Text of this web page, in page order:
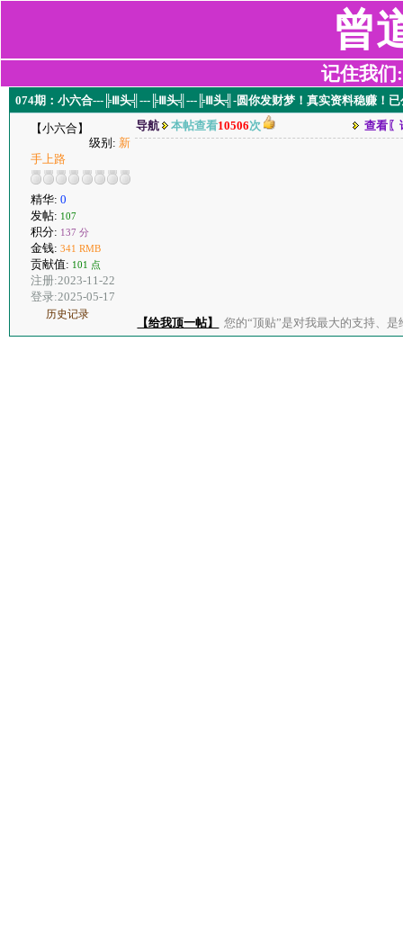
曾
记住我们
074期：小六合---╠Ⅲ头╣---╠Ⅲ头╣---╠Ⅲ头╣-圆你发财梦！真实资料稳赚！已
【小六合】
级别: 新
手上路
精华: 0
发帖: 107
积分: 137 分
金钱: 341 RMB
贡献值: 101 点
注册:2023-11-22
登录:2025-05-17
历史记录
导航 本帖查看10506次 查看〖
【给我顶一帖】 您的“顶贴”是对我最大的支持、